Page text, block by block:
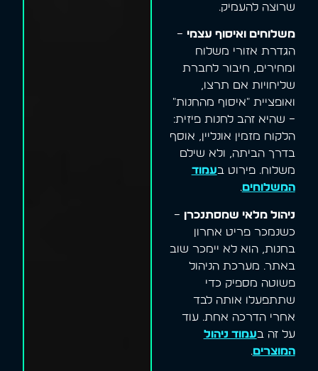
שרוצה להעמיק.
משלוחים ואיסוף עצמי –
הגדרת אזורי משלוח
ומחירים, חיבור לחברת
שליחויות אם תרצו,
ואופציית "איסוף מהחנות"
– שהיא זהב לחנות פיזית:
הלקוח מזמין אונליין, אוסף
בדרך הביתה, ולא שילם
משלוח. פירוט בעמוד
המשלוחים.
ניהול מלאי שמסתנכרן –
כשנמכר פריט אחרון
בחנות, הוא לא יימכר שוב
באתר. מערכת הניהול
פשוטה מספיק כדי
שתתפעלו אותה לבד
אחרי הדרכה אחת. עוד
על זה בעמוד ניהול
המוצרים.